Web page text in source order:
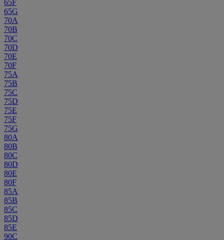
65F
65G
70A
70B
70C
70D
70E
70F
75A
75B
75C
75D
75E
75F
75G
80A
80B
80C
80D
80E
80F
85A
85B
85C
85D
85E
90C